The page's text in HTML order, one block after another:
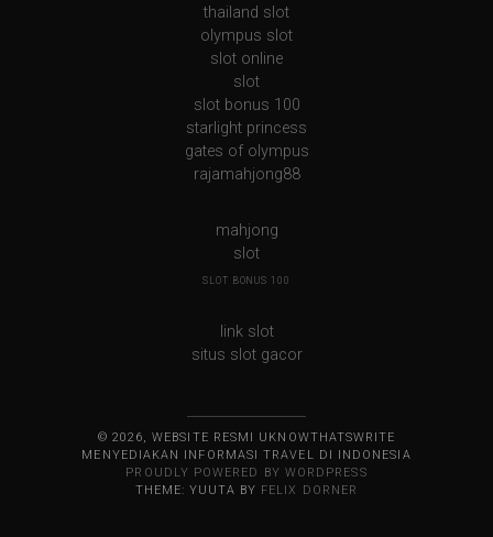
thailand slot
olympus slot
slot online
slot
slot bonus 100
starlight princess
gates of olympus
rajamahjong88
mahjong
slot
SLOT BONUS 100
link slot
situs slot gacor
© 2026, WEBSITE RESMI UKNOWTHATSWRITE
MENYEDIAKAN INFORMASI TRAVEL DI INDONESIA
PROUDLY POWERED BY WORDPRESS
THEME: YUUTA BY FELIX DORNER